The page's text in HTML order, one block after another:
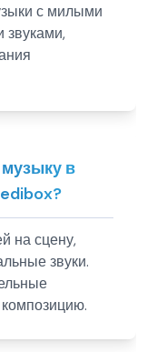
с милыми
звуками,
музыку в
на сцену,
звуки.